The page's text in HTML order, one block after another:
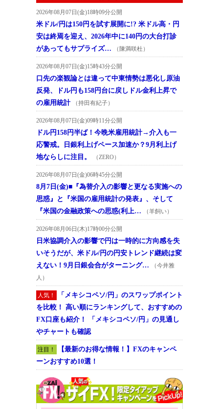
2026年08月07日(金)18時09分公開
米ドル/円は150円を試す展開に!? 米ドル高・円
安は終焉を迎え、2026年中に140円の大台打診
があってもサプライズ…
（陳満咲杜）
2026年08月07日(金)15時43分公開
口先の楽観論とは違って中東情勢は悪化し原油
反発、ドル円も158円台に戻しドル金利上昇で
の雇用統計
（持田有紀子）
2026年08月07日(金)09時11分公開
ドル円158円半ば！今晩米雇用統計→介入も一
応警戒。日銀利上げペース加速か？9月利上げ
地ならしに注目。
（ZERO）
2026年08月07日(金)06時45分公開
8月7日(金)■『為替介入の影響と更なる実施への
思惑』と『米国の雇用統計の発表』、そして
『米国の金融政策への思惑(利上…
（羊飼い）
2026年08月06日(木)17時00分公開
日米協調介入の影響で円は一時的に方向感を失
いそうだが、米ドル/円の円安トレンド継続は変
えない！9月日銀会合がターニング…
（今井雅
人）
人気！
「メキシコペソ/円」のスワップポイント
を比較！ 高い順にランキングして、おすすめの
FX口座も紹介！ 「メキシコペソ/円」の見通し
やチャートも確認
注目！
【最新のお得な情報！】FXのキャンペ
ーンおすすめ10選！